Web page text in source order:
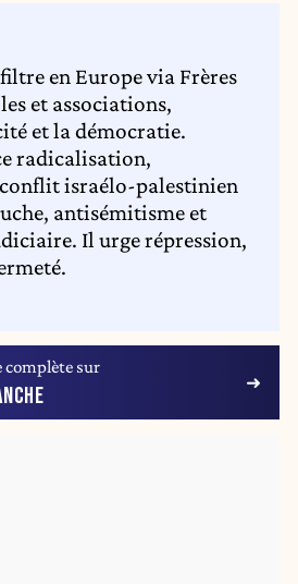
en Europe via Frères
et associations,
et la démocratie.
radicalisation,
israélo-palestinien
antisémitisme et
Il urge répression,
complète sur